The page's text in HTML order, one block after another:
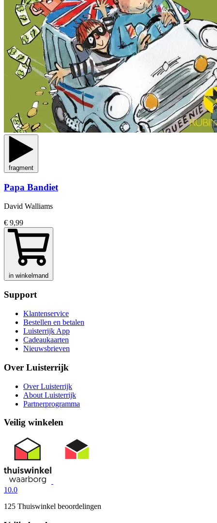
fragment
Papa Bandiet
David Walliams
€ 9,99
in winkelmand
Support
Klantenservice
Bestellen en betalen
Luisterrijk App
Cadeaukaarten
Nieuwsbrieven
Over Luisterrijk
Over Luisterrijk
About Luisterrijk
Partnerprogramma
Veilig winkelen
10.0
125 Thuiswinkel beoordelingen